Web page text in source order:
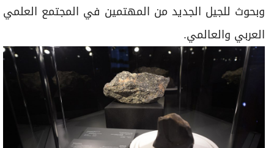
وبحوث للجيل الجديد من المهتمين في المجتمع العلمي
العربي والعالمي.